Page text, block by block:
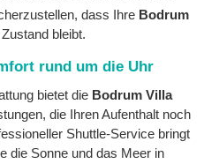
dass Ihre Bodrum
bleibt.
rund um die Uhr
bietet die Bodrum Villa
die Ihren Aufenthalt noch
Shuttle-Service bringt
die Sonne und das Meer in